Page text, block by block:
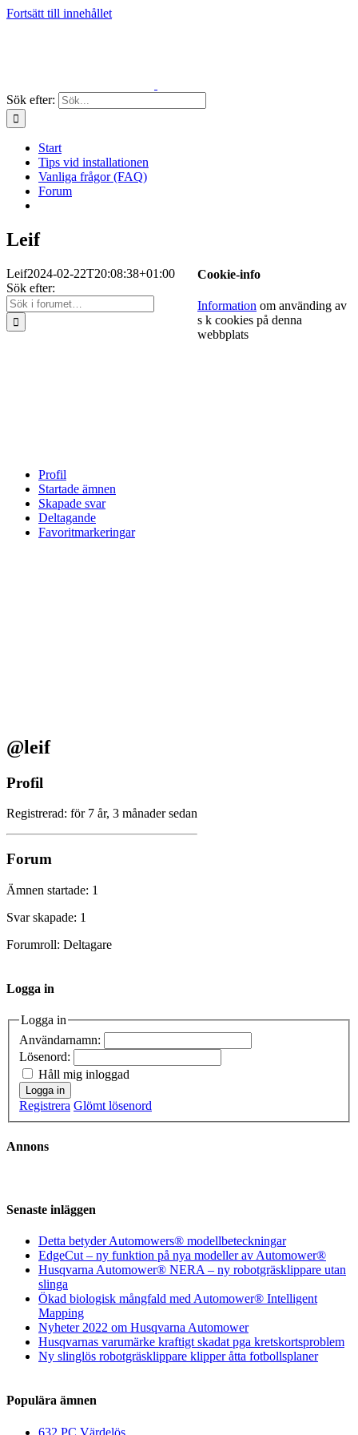
Fortsätt till innehållet
Sök efter:
Start
Tips vid installationen
Vanliga frågor (FAQ)
Forum
Leif
Leif2024-02-22T20:08:38+01:00
Sök efter:
Profil
Startade ämnen
Skapade svar
Deltagande
Favoritmarkeringar
@leif
Profil
Registrerad: för 7 år, 3 månader sedan
Forum
Ämnen startade: 1
Svar skapade: 1
Forumroll: Deltagare
Logga in
Logga in
Användarnamn:
Lösenord:
Håll mig inloggad
Logga in
Registrera Glömt lösenord
Annons
Senaste inläggen
Detta betyder Automowers® modellbeteckningar
EdgeCut – ny funktion på nya modeller av Automower®
Husqvarna Automower® NERA – ny robotgräsklippare utan
slinga
Ökad biologisk mångfald med Automower® Intelligent
Mapping
Nyheter 2022 om Husqvarna Automower
Husqvarnas varumärke kraftigt skadat pga kretskortsproblem
Ny slinglös robotgräsklippare klipper åtta fotbollsplaner
Cookie-info
Information om använding av
s k cookies på denna
webbplats
Populära ämnen
632 PC Värdelös